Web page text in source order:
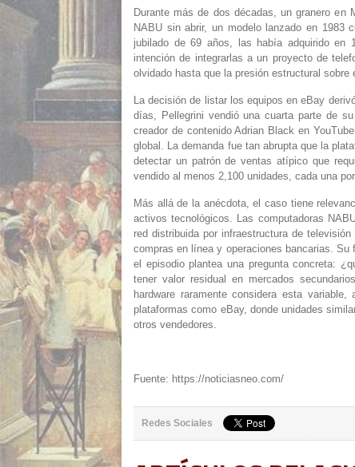
Durante más de dos décadas, un granero en
NABU sin abrir, un modelo lanzado en 1983
jubilado de 69 años, las había adquirido en
intención de integrarlas a un proyecto de
olvidado hasta que la presión estructural sobre
La decisión de listar los equipos en eBay
días, Pellegrini vendió una cuarta parte de
creador de contenido Adrian Black en
global. La demanda fue tan abrupta que la
detectar un patrón de ventas atípico que
vendido al menos 2,100 unidades, cada una
Más allá de la anécdota, el caso tiene
activos tecnológicos. Las computadoras
red distribuida por infraestructura de
compras en línea y operaciones bancarias.
el episodio plantea una pregunta concreta:
tener valor residual en mercados
hardware raramente considera esta
plataformas como eBay, donde unidades
otros vendedores.
Fuente: https://noticiasneo.com/
Redes Sociales